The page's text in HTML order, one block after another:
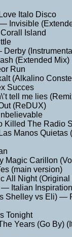
Italo Disco
Invisible
Island
(Extended Mix)
Run
(Alkalino
Succes
tell me lies
(ReDUX)
Killed The Radio
Manos Quietas
Magic Carillon
(main version)
All Night (Original
Italian Inspiration
Shelley vs Eli) —
Tonight
Years (Go By)